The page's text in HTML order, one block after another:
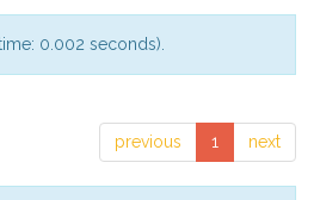
0.002 seconds).
previous 1 next